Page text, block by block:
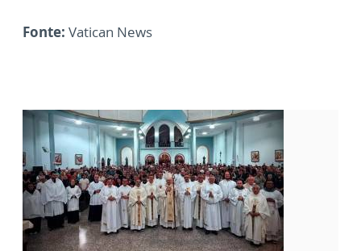
Fonte: Vatican News